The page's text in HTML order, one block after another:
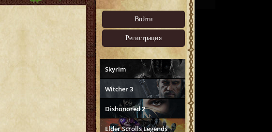
Войти
Регистрация
Skyrim
Witcher 3
Dishonored 2
Elder Scrolls Legends